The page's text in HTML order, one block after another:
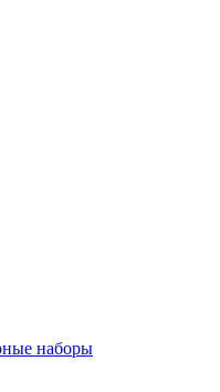
наборы